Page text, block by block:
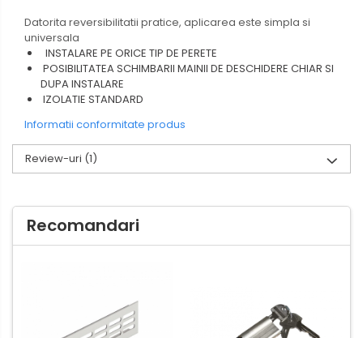
Datorita reversibilitatii pratice, aplicarea este simpla si
universala
INSTALARE PE ORICE TIP DE PERETE
POSIBILITATEA SCHIMBARII MAINII DE DESCHIDERE CHIAR SI
DUPA INSTALARE
IZOLATIE STANDARD
Informatii conformitate produs
Review-uri (1)
Recomandari